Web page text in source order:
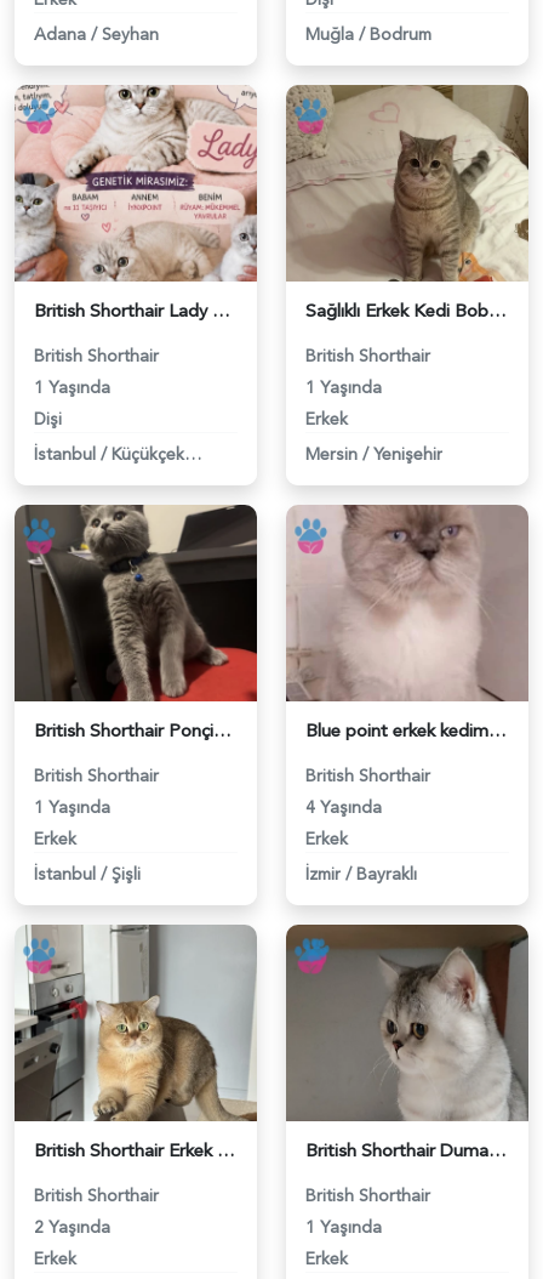
Adana / Seyhan
Muğla / Bodrum
British Shorthair Lady kociş arıyor - 118984656
British Shorthair
1 Yaşında
Dişi
İstanbul / Küçükçekmece
Sağlıklı Erkek Kedi Bobi’ye Eş Aranıyor - 118984657
British Shorthair
1 Yaşında
Erkek
Mersin / Yenişehir
British Shorthair Ponçiğim Eş Arıyor - 118984654
British Shorthair
1 Yaşında
Erkek
İstanbul / Şişli
Blue point erkek kedimize dişi eş arıyoruz - 118984655
British Shorthair
4 Yaşında
Erkek
İzmir / Bayraklı
British Shorthair Erkek Kızgınlıkta - 118984651
British Shorthair
2 Yaşında
Erkek
British Shorthair Duma Eş Arıyorum - 118984650
British Shorthair
1 Yaşında
Erkek